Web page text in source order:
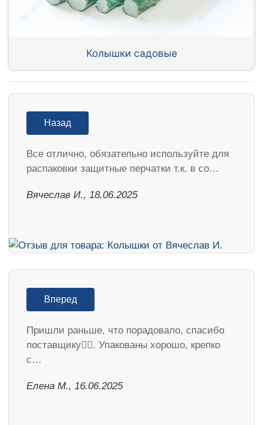
Колышки садовые
Назад
Все отлично, обязательно используйте для
распаковки защитные перчатки т.к. в со…
Вячеслав И., 18.06.2025
Вперед
Пришли раньше, что порадовало, спасибо
поставщику👍🏻. Упакованы хорошо, крепко
с…
Елена М., 16.06.2025